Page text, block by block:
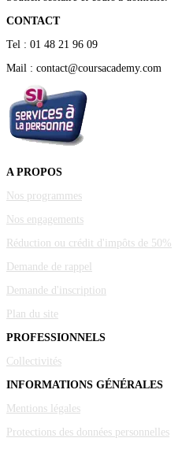
CONTACT
Tel : 01 48 21 96 09
Mail : contact@coursacademy.com
A PROPOS
Nos programmes
Nos engagements
Réduction ou crédit d'impôts de 50%
Demande de rappel
Demande d'inscription
Plan du site
PROFESSIONNELS
Collectivités
INFORMATIONS GÉNÉRALES
Mentions légales
Protections des données personnelles